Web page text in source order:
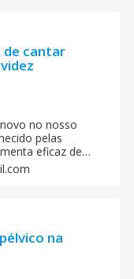
de cantar
no nosso
pelas
eficaz de
na